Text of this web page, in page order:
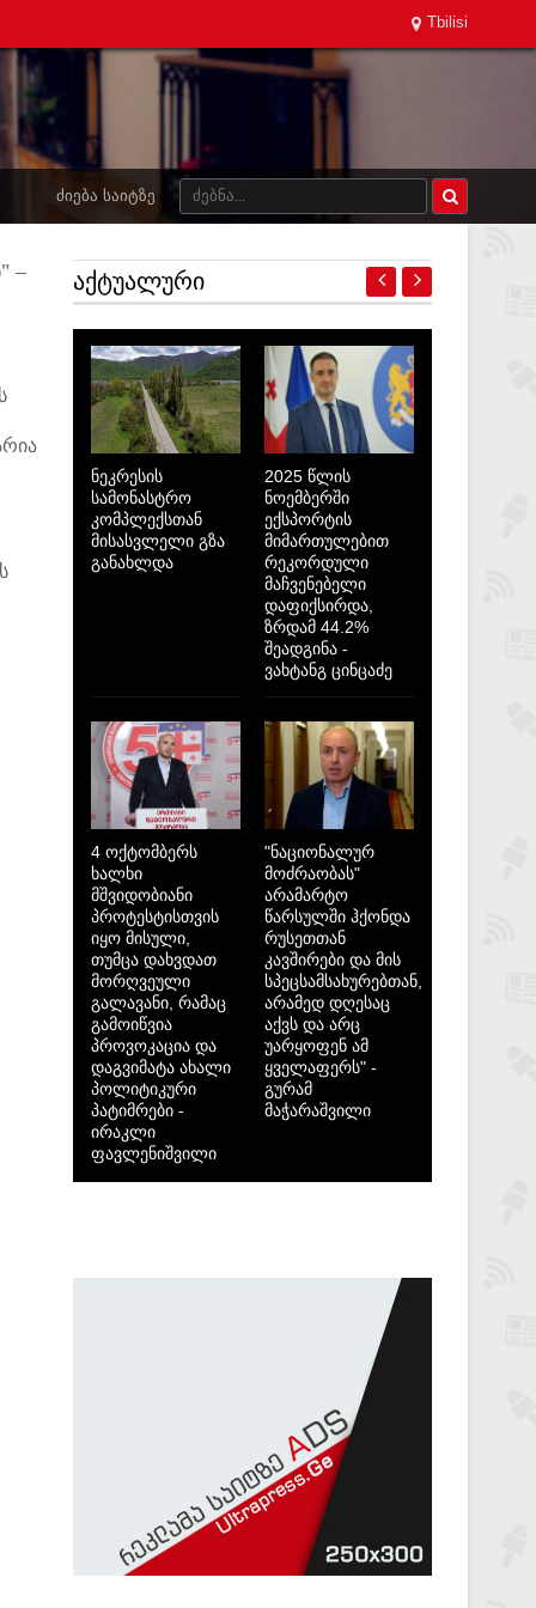
Tbilisi
ᲫᲘᲔᲑᲐ ᲡᲐᲘᲢᲖᲔ
–
ᲐᲥᲢᲣᲐᲚᲣᲠᲘ
ნეკრესის
სამონასტრო
კომპლექსთან
მისასვლელი გზა
განახლდა
2025 წლის
ნოემბერში
ექსპორტის
მიმართულებით
რეკორდული
მაჩვენებელი
დაფიქსირდა,
ზრდამ 44.2%
შეადგინა -
ვახტანგ ცინცაძე
4 ოქტომბერს
ხალხი
მშვიდობიანი
პროტესტისთვის
იყო მისული,
თუმცა დახვდათ
მორღვეული
გალავანი, რამაც
გამოიწვია
პროვოკაცია და
დაგვიმატა ახალი
პოლიტიკური
პატიმრები -
ირაკლი
ფავლენიშვილი
"ნაციონალურ
მოძრაობას"
არამარტო
წარსულში ჰქონდა
რუსეთთან
კავშირები და მის
სპეცსამსახურებთან,
არამედ დღესაც
აქვს და არც
უარყოფენ ამ
ყველაფერს" -
გურამ
მაჭარაშვილი